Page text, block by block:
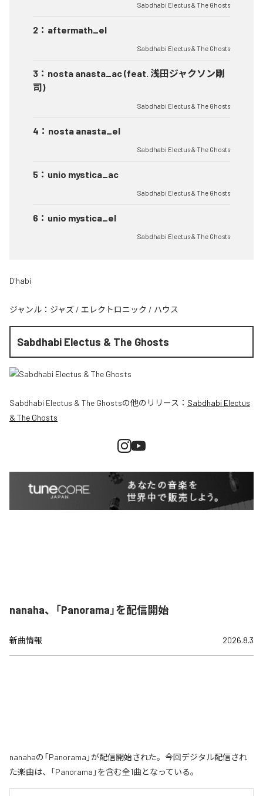
Sabdhabi Electus & The Ghosts
2 ： aftermath_el
Sabdhabi Electus & The Ghosts
3 ： nosta anasta_ac (feat. 浅田ジャクソン剛
司)
Sabdhabi Electus & The Ghosts
4 ： nosta anasta_el
Sabdhabi Electus & The Ghosts
5 ： unio mystica_ac
Sabdhabi Electus & The Ghosts
6 ： unio mystica_el
Sabdhabi Electus & The Ghosts
D'habi
ジャンル： ジャズ / エレクトロニック / ハウス
Sabdhabi Electus & The Ghosts
Sabdhabi Electus & The Ghostsの他のリリース： Sabdhabi Electus
& The Ghosts
nanaha、「Panorama」を配信開始
新曲情報 2026.8.3
nanahaの「Panorama」が配信開始された。今回デジタル配信され
た楽曲は、「Panorama」を含む全1曲となっている。